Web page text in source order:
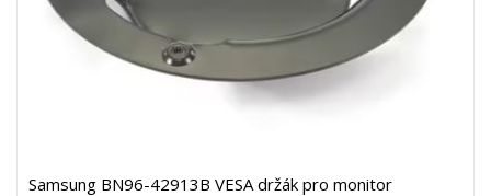
Samsung BN96-42913B VESA držák pro monitor